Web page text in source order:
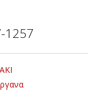
1257